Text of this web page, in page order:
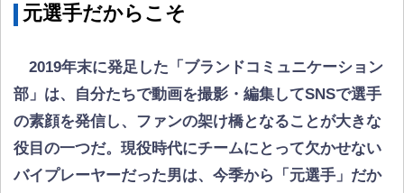
元選手だからこそ
2019年末に発足した「ブランドコミュニケーション
部」は、自分たちで動画を撮影・編集してSNSで選手
の素顔を発信し、ファンの架け橋となることが大きな
役目の一つだ。現役時代にチームにとって欠かせない
バイプレーヤーだった男は、今季から「元選手」だか